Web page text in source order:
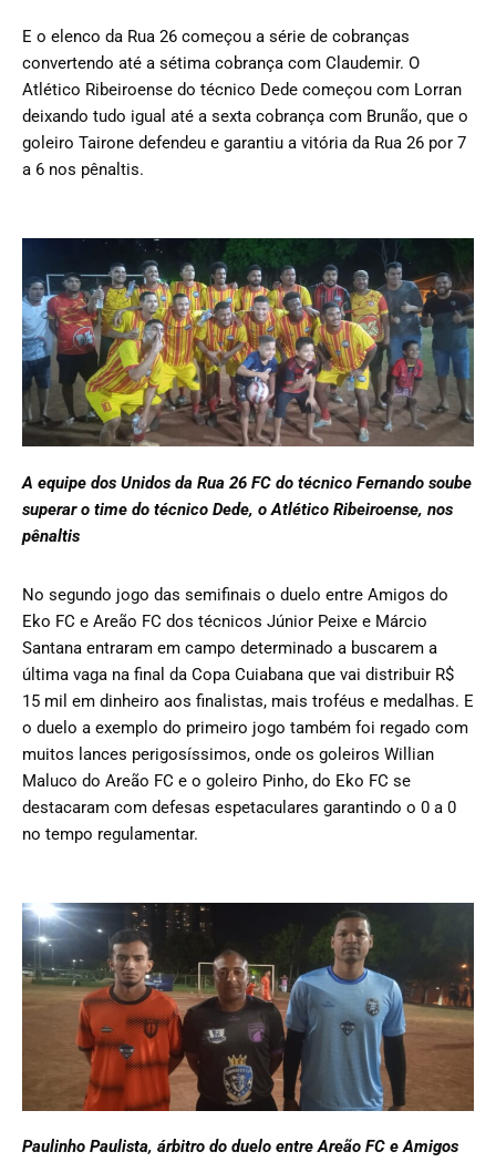
E o elenco da Rua 26 começou a série de cobranças
convertendo até a sétima cobrança com Claudemir. O
Atlético Ribeiroense do técnico Dede começou com Lorran
deixando tudo igual até a sexta cobrança com Brunão, que o
goleiro Tairone defendeu e garantiu a vitória da Rua 26 por 7
a 6 nos pênaltis.
A equipe dos Unidos da Rua 26 FC do técnico Fernando soube
superar o time do técnico Dede, o Atlético Ribeiroense, nos
pênaltis
No segundo jogo das semifinais o duelo entre Amigos do
Eko FC e Areão FC dos técnicos Júnior Peixe e Márcio
Santana entraram em campo determinado a buscarem a
última vaga na final da Copa Cuiabana que vai distribuir R$
15 mil em dinheiro aos finalistas, mais troféus e medalhas. E
o duelo a exemplo do primeiro jogo também foi regado com
muitos lances perigosíssimos, onde os goleiros Willian
Maluco do Areão FC e o goleiro Pinho, do Eko FC se
destacaram com defesas espetaculares garantindo o 0 a 0
no tempo regulamentar.
Paulinho Paulista, árbitro do duelo entre Areão FC e Amigos